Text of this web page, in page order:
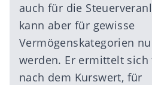
auch für die
kann aber für gewisse
Vermögenskategorien
werden. Er ermittelt
nach dem Kurswert, für